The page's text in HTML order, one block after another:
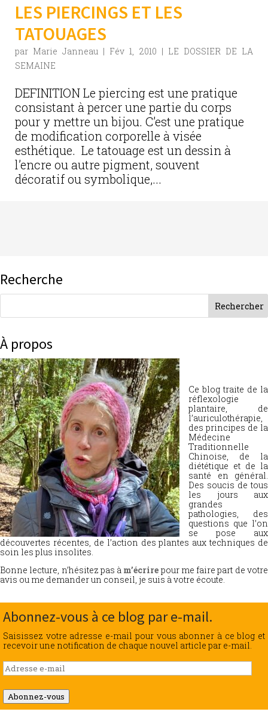
LES PIERCINGS ET LES
TATOUAGES
par Marie Janneau | Fév 1, 2010 | LE DOSSIER DE LA
SEMAINE
DEFINITION Le piercing est une pratique
consistant à percer une partie du corps
pour y mettre un bijou. C’est une pratique
de modification corporelle à visée
esthétique. Le tatouage est un dessin à
l’encre ou autre pigment, souvent
décoratif ou symbolique,...
Recherche
À propos
Ce blog traite de la
réflexologie
plantaire, de
l’auriculothérapie,
des principes de la
Médecine
Traditionnelle
Chinoise, de la
diététique et de la
santé en général.
Des soucis de tous
les jours aux
grandes
pathologies, des
questions que l’on
se pose aux
découvertes récentes, de l’action des plantes aux techniques de
soin les plus insolites.
Bonne lecture, n’hésitez pas à m’écrire pour me faire part de votre
avis ou me demander un conseil, je suis à votre écoute.
Abonnez-vous à ce blog par e-mail.
Saisissez votre adresse e-mail pour vous abonner à ce blog et
recevoir une notification de chaque nouvel article par e-mail.
Adresse
e-
mail
Abonnez-vous